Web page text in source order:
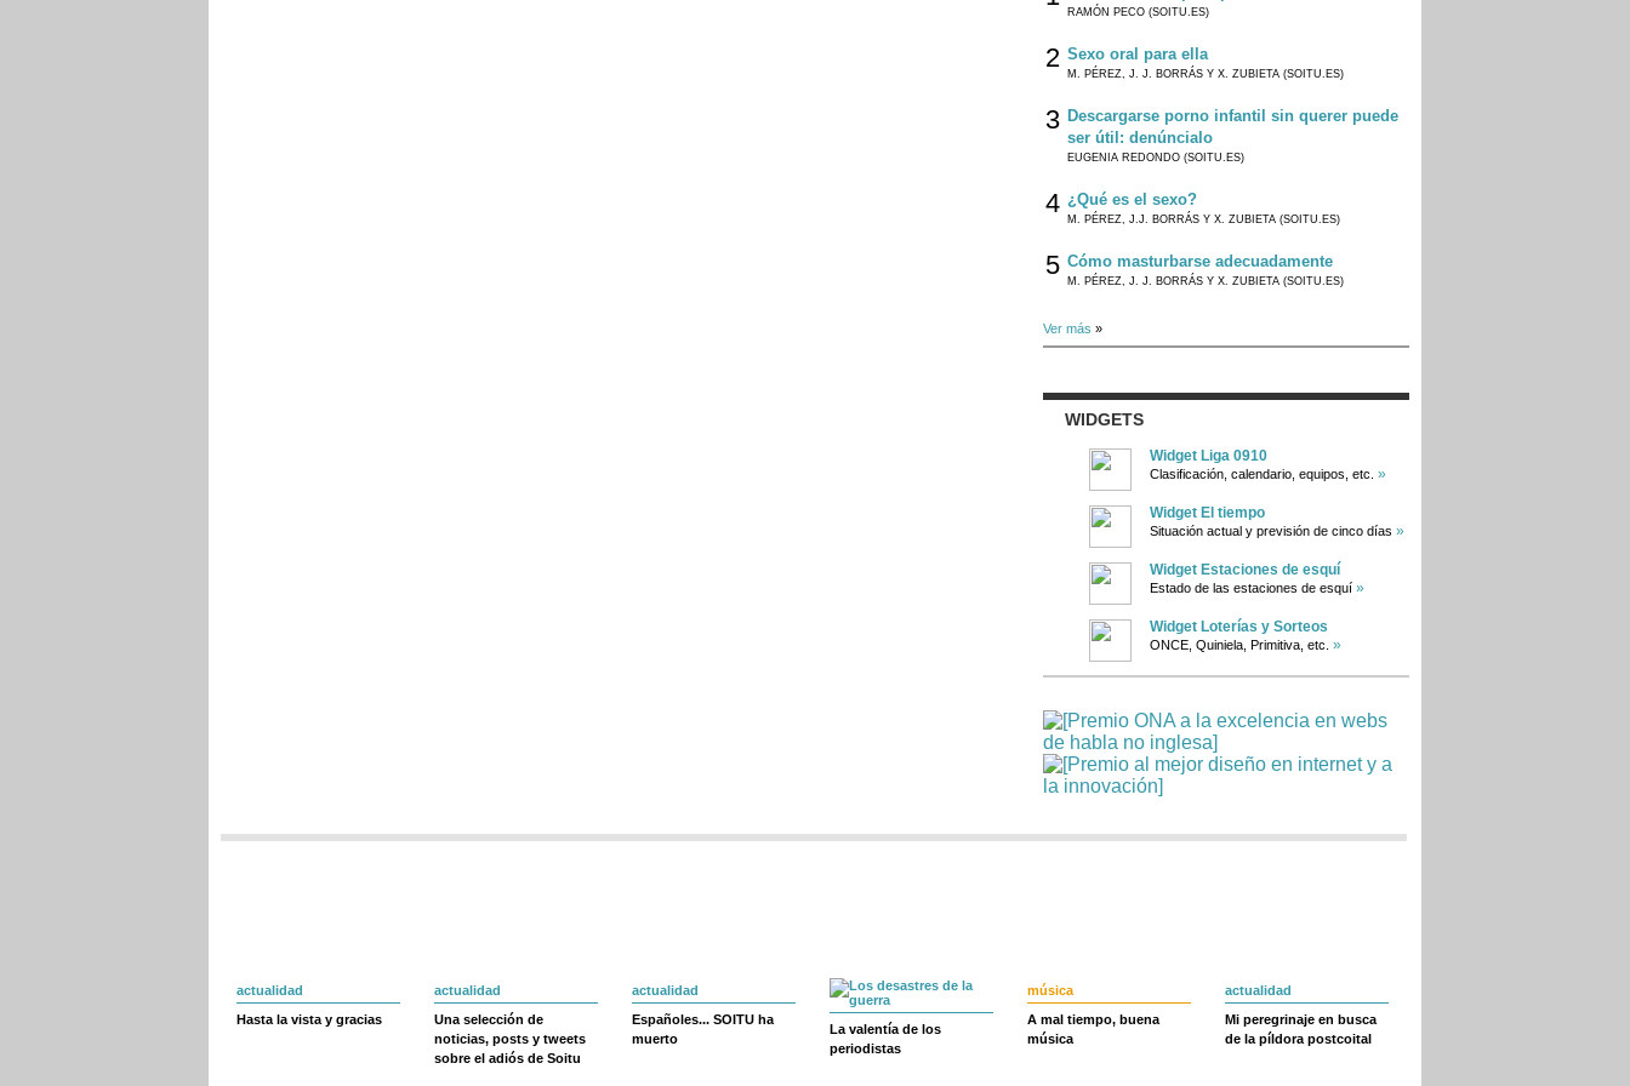
RAMÓN PECO (SOITU.ES)
2 Sexo oral para ella
M. PÉREZ, J. J. BORRÁS Y X. ZUBIETA (SOITU.ES)
3 Descargarse porno infantil sin querer puede
ser útil: denúncialo
EUGENIA REDONDO (SOITU.ES)
4 ¿Qué es el sexo?
M. PÉREZ, J.J. BORRÁS Y X. ZUBIETA (SOITU.ES)
5 Cómo masturbarse adecuadamente
M. PÉREZ, J. J. BORRÁS Y X. ZUBIETA (SOITU.ES)
Ver más »
WIDGETS
Widget Liga 0910
Clasificación, calendario, equipos, etc. »
Widget El tiempo
Situación actual y previsión de cinco días »
Widget Estaciones de esquí
Estado de las estaciones de esquí »
Widget Loterías y Sorteos
ONCE, Quiniela, Primitiva, etc. »
actualidad
Hasta la vista y gracias
actualidad
Una selección de
noticias, posts y tweets
sobre el adiós de Soitu
actualidad
Españoles... SOITU ha
muerto
La valentía de los
periodistas
música
A mal tiempo, buena
música
actualidad
Mi peregrinaje en busca
de la píldora postcoital